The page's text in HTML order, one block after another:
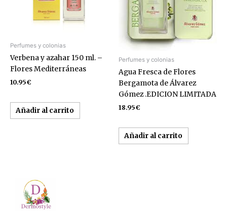
Perfumes y colonias
Verbena y azahar 150 ml. –
Flores Mediterráneas
10.95€
Añadir al carrito
Perfumes y colonias
Agua Fresca de Flores
Bergamota de Álvarez
Gómez .EDICION LIMITADA
18.95€
Añadir al carrito